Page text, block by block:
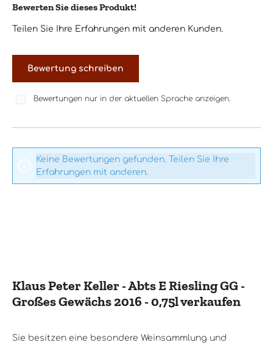
Durchschnittliche Bewertung von 0 von 5 Sternen
Bewerten Sie dieses Produkt!
Teilen Sie Ihre Erfahrungen mit anderen Kunden.
Bewertung schreiben
Bewertungen nur in der aktuellen Sprache anzeigen.
Keine Bewertungen gefunden. Teilen Sie Ihre
Erfahrungen mit anderen.
Klaus Peter Keller - Abts E Riesling GG -
Großes Gewächs 2016 - 0,75l verkaufen
Sie besitzen eine besondere Weinsammlung und